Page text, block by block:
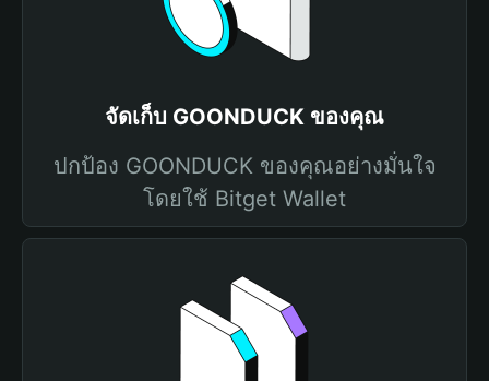
จัดเก็บ GOONDUCK ของคุณ
ปกป้อง GOONDUCK ของคุณอย่างมั่นใจ
โดยใช้ Bitget Wallet